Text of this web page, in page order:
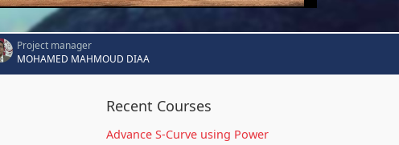
Project manager
MOHAMED MAHMOUD DIAA
Recent Courses
Advance S-Curve using Power